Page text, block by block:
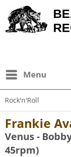
Menu
Rock'n'Roll
Frankie
Venus -
45rpm)